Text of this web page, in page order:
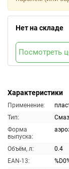
Характеристики
Применение:
Тип:
Форма
выпуска:
Объём, л:
0.4
EAN-13:
Нет на складе
Посмотреть